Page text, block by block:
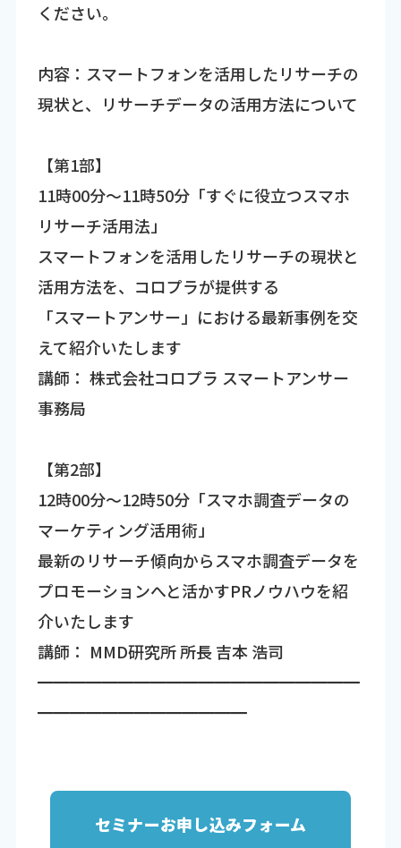
ください。
内容：スマートフォンを活用したリサーチの
現状と、リサーチデータの活用方法について
【第1部】
11時00分～11時50分「すぐに役立つスマホ
リサーチ活用法」
スマートフォンを活用したリサーチの現状と
活用方法を、コロプラが提供する
「スマートアンサー」における最新事例を交
えて紹介いたします
講師： 株式会社コロプラ スマートアンサー
事務局
【第2部】
12時00分～12時50分「スマホ調査データの
マーケティング活用術」
最新のリサーチ傾向からスマホ調査データを
プロモーションへと活かすPRノウハウを紹
介いたします
講師： MMD研究所 所長 吉本 浩司
━━━━━━━━━━━━━━━━━━━━
━━━━━━━━━━━━━
セミナーお申し込みフォーム